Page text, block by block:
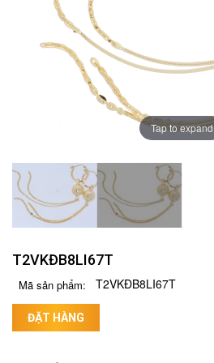
Tap to expand
T2VKĐB8LI67T
Mã sản phẩm: T2VKĐB8LI67T
ĐẶT HÀNG